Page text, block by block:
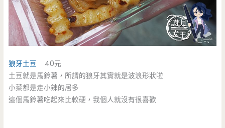
狼牙土豆 40元
土豆就是馬鈴薯，所謂的狼牙其實就是波浪形狀啦
小菜都是走小辣的居多
這個馬鈴薯吃起來比較硬，我個人就沒有很喜歡